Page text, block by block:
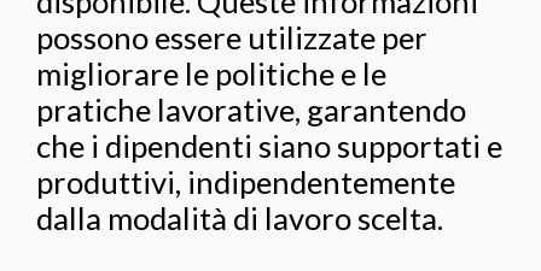
possono essere utilizzate per
migliorare le politiche e le
pratiche lavorative, garantendo
che i dipendenti siano supportati e
produttivi, indipendentemente
dalla modalità di lavoro scelta.